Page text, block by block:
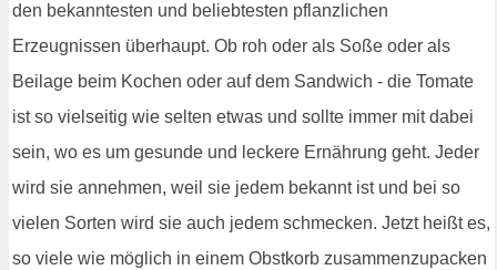
den bekanntesten und beliebtesten pflanzlichen
Erzeugnissen überhaupt. Ob roh oder als Soße oder als
Beilage beim Kochen oder auf dem Sandwich - die Tomate
ist so vielseitig wie selten etwas und sollte immer mit dabei
sein, wo es um gesunde und leckere Ernährung geht. Jeder
wird sie annehmen, weil sie jedem bekannt ist und bei so
vielen Sorten wird sie auch jedem schmecken. Jetzt heißt es,
so viele wie möglich in einem Obstkorb zusammenzupacken